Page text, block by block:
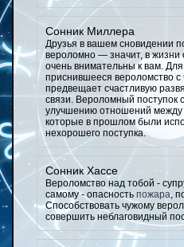
Сонник Миллера
Друзья в вашем сновидении
вероломно — значит, в жизни
очень внимательны к вам.
приснившееся вероломство
предвещает счастливую
связи. Вероломный поступок
улучшению отношений
которые в прошлом были
нехорошего поступка.
Сонник Хассе
Вероломство над тобой -
самому - опасность пожара,
Способствовать чужому
совершить неблаговидный